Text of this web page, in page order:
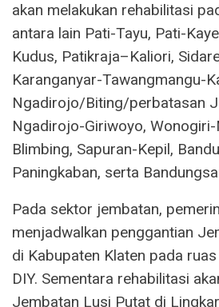
akan melakukan rehabilitasi
antara lain Pati-Tayu, Pati-
Kudus, Patikraja–Kaliori,
Karanganyar-Tawangmangu-
Ngadirojo/Biting/perbatasan
Ngadirojo-Giriwoyo,
Blimbing, Sapuran-Kepil,
Paningkaban, serta
Pada sektor jembatan,
menjadwalkan penggantian
di Kabupaten Klaten pada
DIY. Sementara rehabilitasi
Jembatan Lusi Putat di